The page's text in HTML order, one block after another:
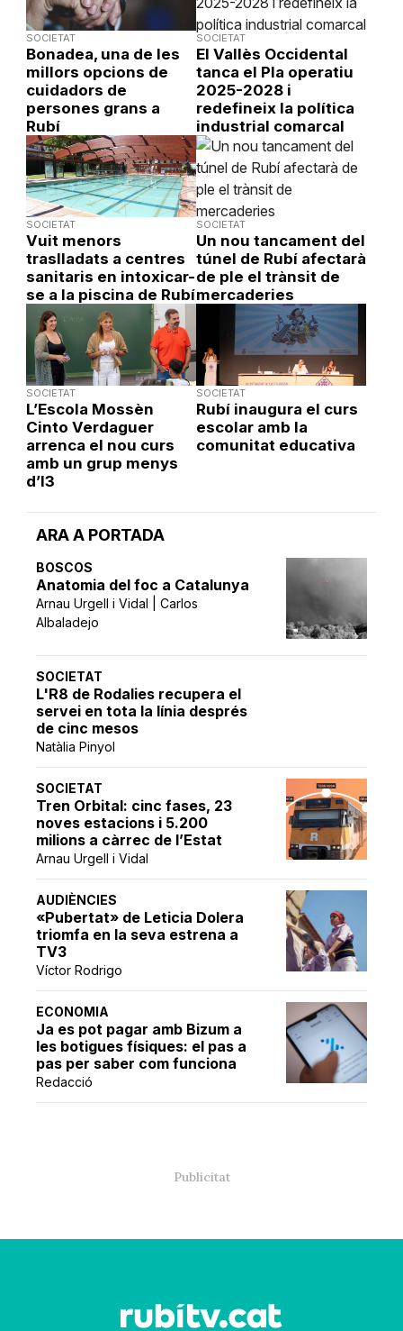
ARA A PORTADA
BOSCOS
Anatomia del foc a Catalunya
Arnau Urgell i Vidal | Carlos
Albaladejo
SOCIETAT
L'R8 de Rodalies recupera el
servei en tota la línia després
de cinc mesos
Natàlia Pinyol
SOCIETAT
Tren Orbital: cinc fases, 23
noves estacions i 5.200
milions a càrrec de l’Estat
Arnau Urgell i Vidal
AUDIÈNCIES
«Pubertat» de Leticia Dolera
triomfa en la seva estrena a
TV3
Víctor Rodrigo
ECONOMIA
Ja es pot pagar amb Bizum a
les botigues físiques: el pas a
pas per saber com funciona
Redacció
SOCIETAT
Bonadea, una de les
millors opcions de
cuidadors de
persones grans a
Rubí
SOCIETAT
El Vallès Occidental
tanca el Pla operatiu
2025-2028 i
redefineix la política
industrial comarcal
SOCIETAT
Vuit menors
traslladats a centres
sanitaris en intoxicar-
se a la piscina de Rubí
SOCIETAT
Un nou tancament del
túnel de Rubí afectarà
de ple el trànsit de
mercaderies
SOCIETAT
L’Escola Mossèn
Cinto Verdaguer
arrenca el nou curs
amb un grup menys
d’I3
SOCIETAT
Rubí inaugura el curs
escolar amb la
comunitat educativa